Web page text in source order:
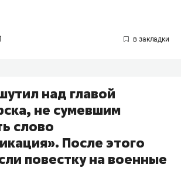
над главой
не сумевшим
слово
После этого
повестку на военные